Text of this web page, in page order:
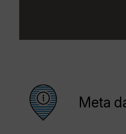
Meta